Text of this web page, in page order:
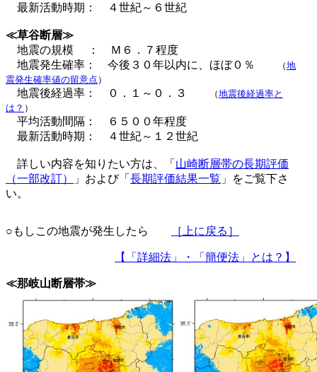
最新活動時期： ４世紀～６世紀
≪草谷断層≫
地震の規模 ： Ｍ６．７程度
地震発生確率： 今後３０年以内に、ほぼ０％
（地
震発生確率値の留意点 ）
地震後経過率： ０．１～０．３ （地震後経過率と
は？ ）
平均活動間隔： ６５００年程度
最新活動時期： ４世紀～１２世紀
詳しい内容を知りたい方は、「 山崎断層帯の長期評価
（一部改訂）
」および「 長期評価結果一覧 」をご覧下さ
い。
○もしこの地震が発生したら ［上に戻る］
【「詳細法」・「簡便法」とは？】
≪那岐山断層帯≫